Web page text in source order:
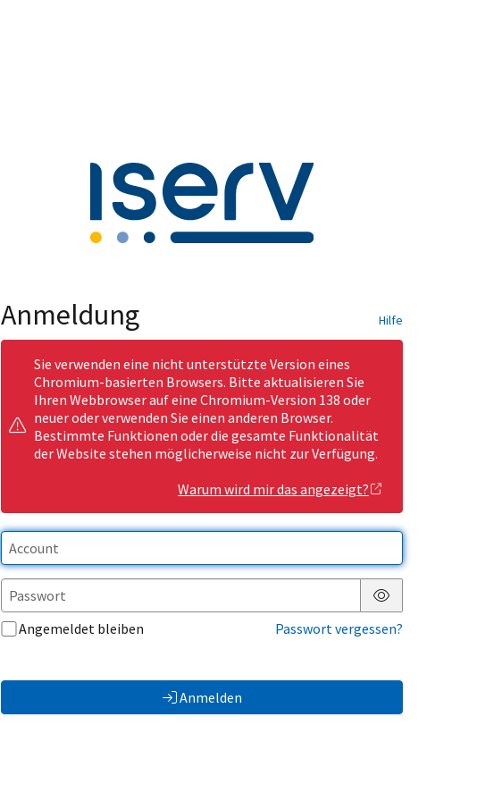
Anmeldung Hilfe
Sie verwenden eine nicht unterstützte Version eines
Chromium-basierten Browsers. Bitte aktualisieren Sie
Ihren Webbrowser auf eine Chromium-Version 138 oder
neuer oder verwenden Sie einen anderen Browser.
Bestimmte Funktionen oder die gesamte Funktionalität
der Website stehen möglicherweise nicht zur Verfügung.
Warum wird mir das angezeigt?
Passwort anzeigen
Angemeldet bleiben
Passwort vergessen?
Anmelden